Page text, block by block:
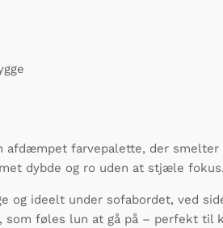
farvepalette, der
dybde og ro uden at stjæle fokus.
ideelt under sofabordet, ved
føles lun at gå på – perfekt